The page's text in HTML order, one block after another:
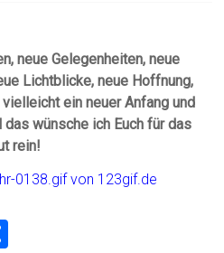
neue Gelegenheiten, neue
Lichtblicke, neue Hoffnung,
ein neuer Anfang und
wünsche ich Euch für das
rein!